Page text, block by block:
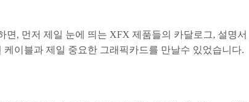
면, 먼저 제일 눈에 띄는 XFX 제품들의 카달로그, 설명서
케이블과 제일 중요한 그래픽카드를 만날수 있었습니다.